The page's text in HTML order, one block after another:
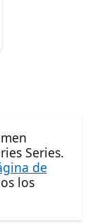
Series.
de
los